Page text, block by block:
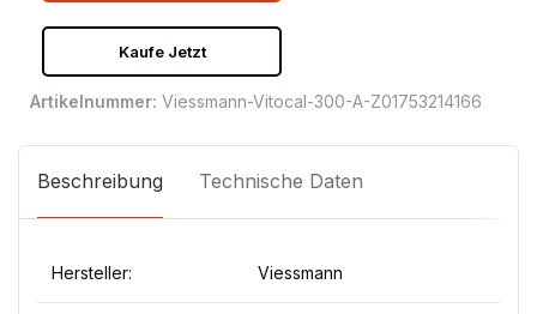
Kaufe Jetzt
Artikelnummer: Viessmann-Vitocal-300-A-Z01753214166
Beschreibung Technische Daten
Hersteller: Viessmann